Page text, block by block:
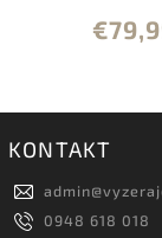
KONTAKT
admin@
0948 618 018